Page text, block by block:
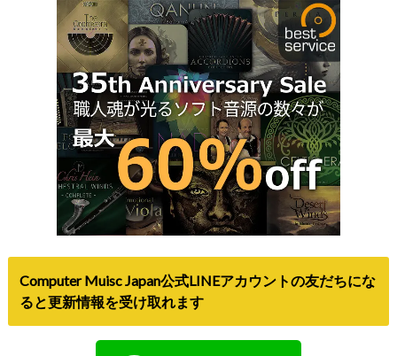
Computer Muisc Japan公式LINEアカウントの友だちにな
ると更新情報を受け取れます